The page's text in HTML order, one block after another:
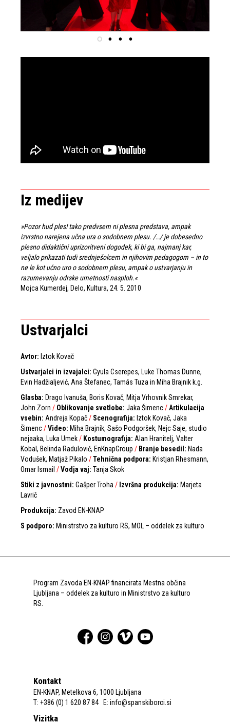
Iz medijev
»Pozor hud ples! tako predvsem ni plesna predstava, ampak
izvrstno narejena učna ura o sodobnem plesu. /…/ je dobesedno
plesno didaktični uprizoritveni dogodek, ki bi ga, najmanj kar,
veljalo prikazati tudi srednješolcem in njihovim pedagogom – in to
ne le kot učno uro o sodobnem plesu, ampak o ustvarjanju in
razumevanju odrske umetnosti nasploh.«
Mojca Kumerdej, Delo, Kultura, 24. 5. 2010
Ustvarjalci
Avtor: Iztok Kovač
Ustvarjalci in izvajalci: Gyula Cserepes, Luke Thomas Dunne,
Evin Hadžialjević, Ana Štefanec, Tamás Tuza in Miha Brajnik k.g.
Glasba: Drago Ivanuša, Boris Kovač, Mitja Vrhovnik Smrekar,
John Zorn / Oblikovanje svetlobe: Jaka Šimenc/Artikulacija
vsebin: Andreja Kopač/ Scenografija: Iztok Kovač, Jaka
Šimenc/Video: Miha Brajnik, Sašo Podgoršek, Nejc Saje, studio
nejaaka, Luka Umek/ Kostumografija: Alan Hranitelj, Valter
Kobal, Belinda Radulović, EnKnapGroup / Branje besedil: Nada
Vodušek, Matjaž Pikalo /Tehnična podpora: Kristjan Rhesmann,
Omar Ismail /Vodja vaj: Tanja Skok
Stiki z javnostmi: Gašper Troha/ Izvršna produkcija: Marjeta
Lavrič
Produkcija: Zavod EN-KNAP
S podporo: Ministrstvo za kulturo RS, MOL – oddelek za kulturo
Program Zavoda EN-KNAP financirata Mestna občina
Ljubljana – oddelek za kulturo in Ministrstvo za kulturo
RS.
Kontakt
EN-KNAP, Metelkova 6, 1000 Ljubljana
T: +386 (0) 1 620 87 84 E: info@spanskiborci.si
Vizitka